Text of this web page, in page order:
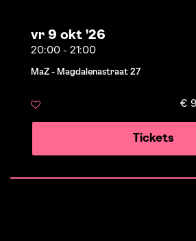
vr 9 okt '26
20:00 - 21:00
MaZ - Magdalenastraat 27
€
Tickets